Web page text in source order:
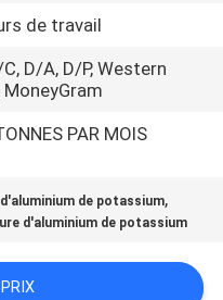
de travail
D/A, D/P, Western
MoneyGram
PAR MOIS
de potassium,
d'aluminium de potassium